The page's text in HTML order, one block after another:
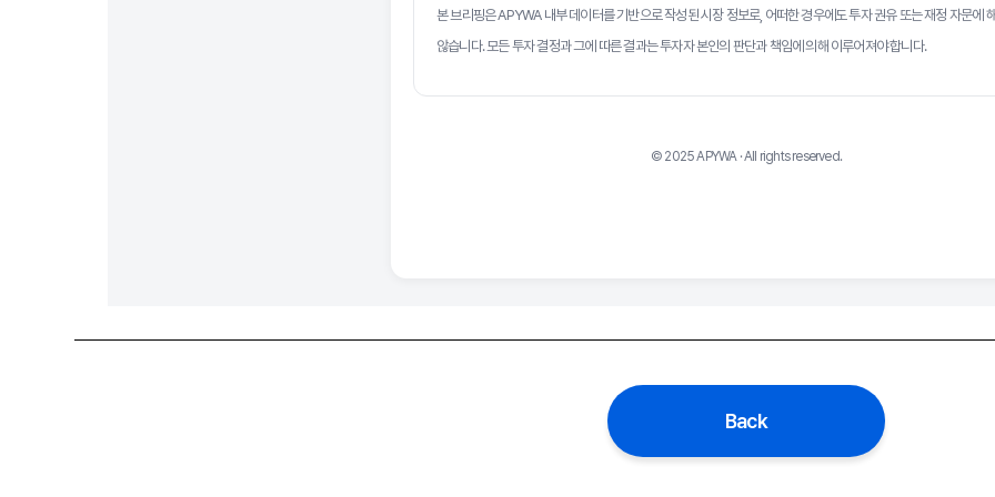
본 브리핑은 APYWA 내부 데이터를 기반으로 작성된 시장 정보로, 어떠한 경우에도 투자 권유 또는 재정 자문에
않습니다. 모든 투자 결정과 그에 따른 결과는 투자자 본인의 판단과 책임에 의해 이루어져야 합니다.
© 2025 APYWA · All rights reserved.
Back